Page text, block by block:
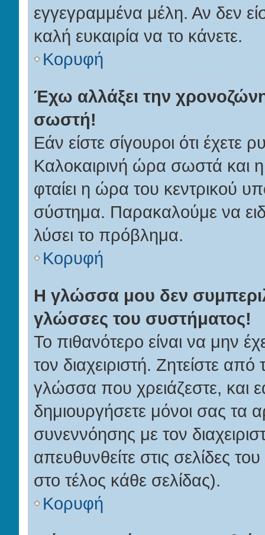
εγγεγραμμένα μέλη. Αν δεν
καλή ευκαιρία να το κάνετε.
Κορυφή
Έχω αλλάξει την
σωστή!
Εάν είστε σίγουροι ότι έχετε
Καλοκαιρινή ώρα σωστά και
φταίει η ώρα του κεντρικού
σύστημα. Παρακαλούμε να
λύσει το πρόβλημα.
Κορυφή
Η γλώσσα μου δεν
γλώσσες του συστήματος!
Το πιθανότερο είναι να μην
τον διαχειριστή. Ζητείστε από
γλώσσα που χρειάζεστε, και
δημιουργήσετε μόνοι σας τα
συνεννόησης με τον
απευθυνθείτε στις σελίδες
στο τέλος κάθε σελίδας).
Κορυφή